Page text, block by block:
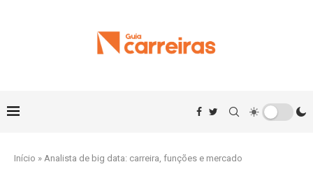
Início » Analista de big data: carreira, funções e mercado